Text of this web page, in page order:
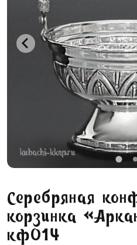
Серебряная
корзинка
кф014